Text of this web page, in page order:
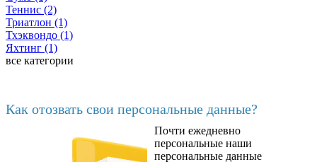
Теннис (2)
Триатлон (1)
Тхэквондо (1)
Яхтинг (1)
все категории
Как отозвать свои персональные данные?
Почти ежедневно
персональные наши
персональные данные